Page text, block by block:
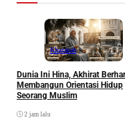
Khazanah
Dunia Ini Hina, Akhirat
Membangun Orientasi Hidup
Seorang Muslim
2 jam lalu